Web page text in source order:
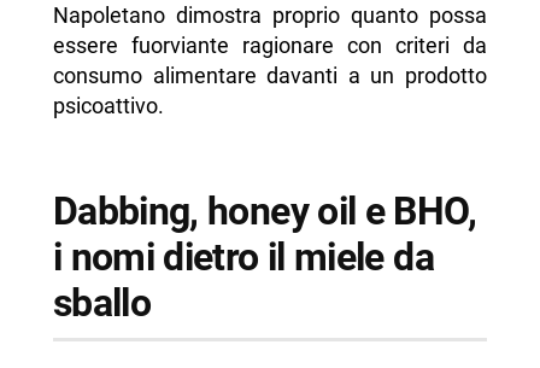
Napoletano dimostra proprio quanto possa
essere fuorviante ragionare con criteri da
consumo alimentare davanti a un prodotto
psicoattivo.
Dabbing, honey oil e BHO,
i nomi dietro il miele da
sballo